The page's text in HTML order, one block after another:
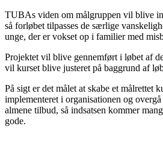
TUBAs viden om målgruppen vil blive
så forløbet tilpasses de særlige
unge, der er vokset op i familier med
Projektet vil blive gennemført i løbet af
vil kurset blive justeret på baggrund af
På sigt er det målet at skabe et målrettet
implementeret i organisationen og
almene tilbud, så indsatsen kommer
gode.